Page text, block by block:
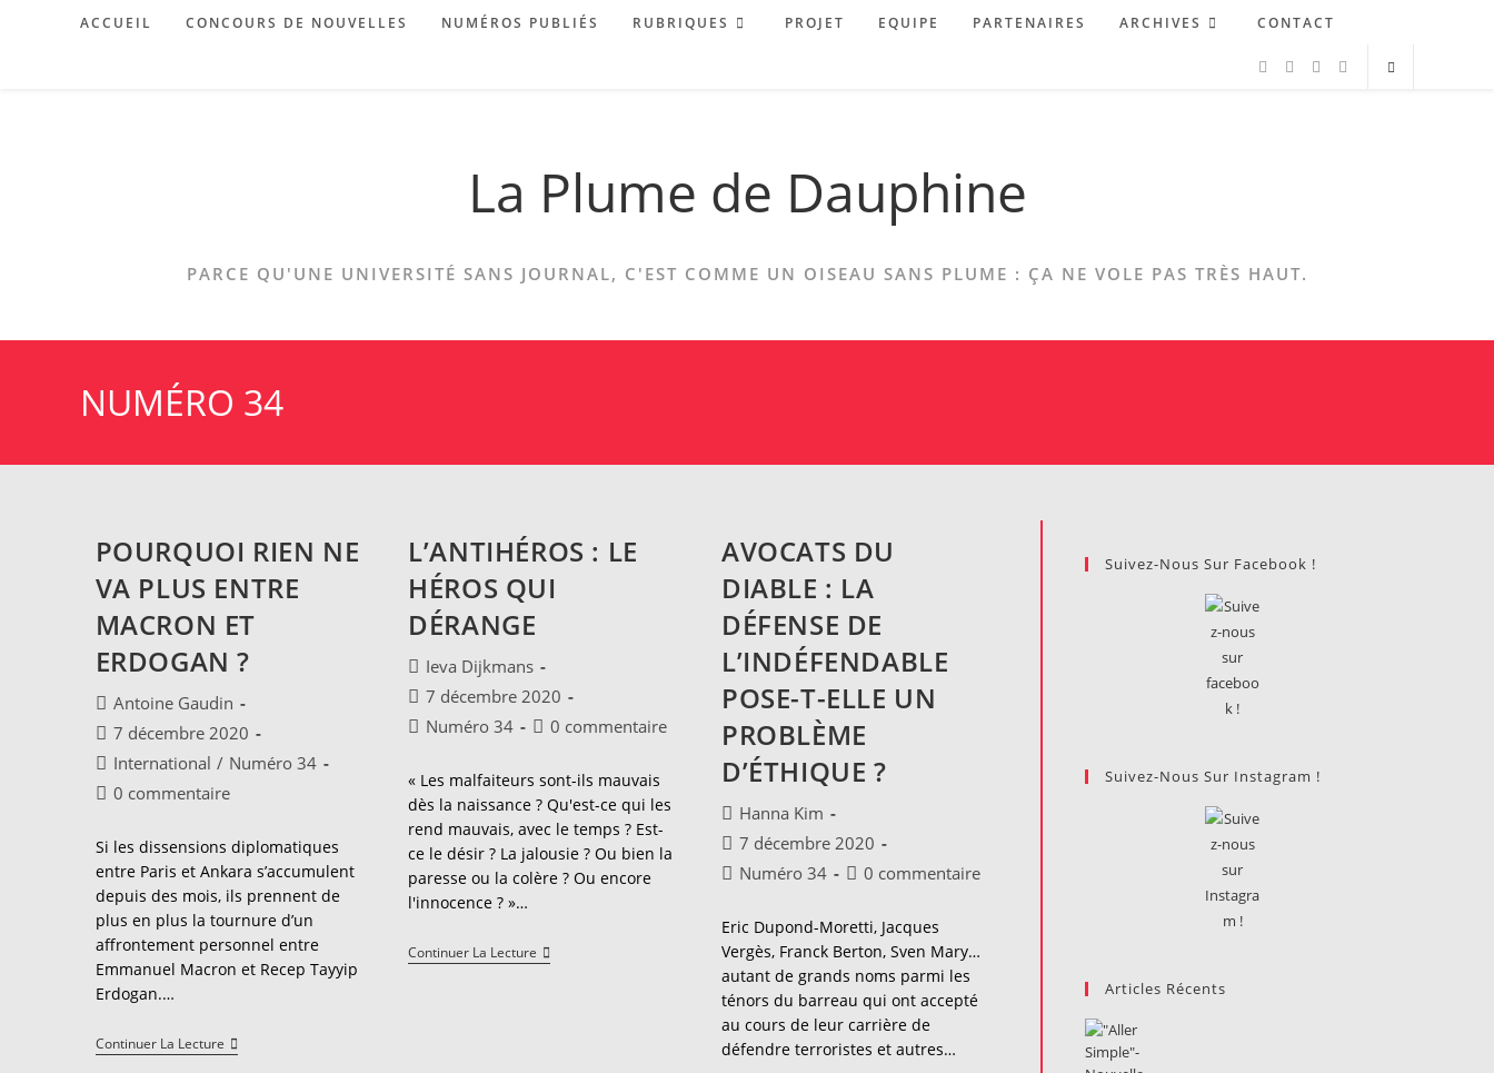
ACCUEIL CONCOURS DE NOUVELLES NUMÉROS PUBLIÉS RUBRIQUES PROJET EQUIPE PARTENAIRES ARCHIVES CONTACT
La Plume de Dauphine
PARCE QU'UNE UNIVERSITÉ SANS JOURNAL, C'EST COMME UN OISEAU SANS PLUME : ÇA NE VOLE PAS TRÈS HAUT.
NUMÉRO 34
POURQUOI RIEN NE
VA PLUS ENTRE
MACRON ET
ERDOGAN ?
Auteur/autrice
de
publication :
Antoine Gaudin
Publication
publiée :
7 décembre 2020
Post
category:
International / Numéro 34
Commentaires
la
publication :
0 commentaire
Si les dissensions diplomatiques
entre Paris et Ankara s’accumulent
depuis des mois, ils prennent de
plus en plus la tournure d’un
affrontement personnel entre
Emmanuel Macron et Recep Tayyip
Erdogan.…
Continuer La LecturePourquoi
Rien
L’ANTIHÉROS : LE
HÉROS QUI
DÉRANGE
Auteur/autrice
de
publication :
Ieva Dijkmans
Publication
publiée :
7 décembre 2020
PostNuméro 34
Commentaires
publication :
0 commentaire
« Les malfaiteurs sont-ils mauvais
dès la naissance ? Qu'est-ce qui les
rend mauvais, avec le temps ? Est-
ce le désir ? La jalousie ? Ou bien la
paresse ou la colère ? Ou encore
l'innocence ? »…
Continuer La Lecture L’antihéros
:
AVOCATS DU
DIABLE : LA
DÉFENSE DE
L’INDÉFENDABLE
POSE-T-ELLE UN
PROBLÈME
D’ÉTHIQUE ?
Auteur/autrice
de
publication :
Hanna Kim
Publication
publiée :
7 décembre 2020
PostNuméro 34
Commentaires
publication :
0 commentaire
Eric Dupond-Moretti, Jacques
Vergès, Franck Berton, Sven Mary…
autant de grands noms parmi les
ténors du barreau qui ont accepté
au cours de leur carrière de
défendre terroristes et autres…
Suivez-Nous Sur Facebook !
Suivez-Nous Sur Instagram !
Articles Récents